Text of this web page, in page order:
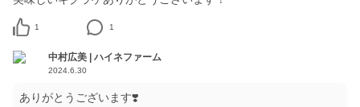
1 1
中村広美 | ハイネファーム
2024.6.30
ありがとうございます❣️